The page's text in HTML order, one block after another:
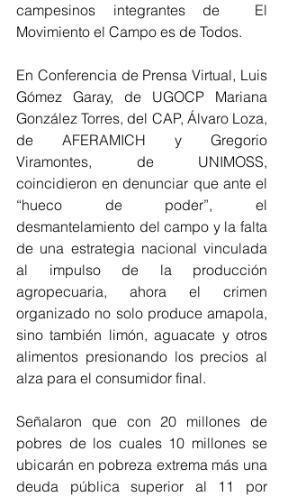
campesinos integrantes de  El
Movimiento el Campo es de Todos.
En Conferencia de Prensa Virtual, Luis
Gómez Garay, de UGOCP Mariana
González Torres, del CAP, Álvaro Loza,
de AFERAMICH y Gregorio
Viramontes, de UNIMOSS,
coincidieron en denunciar que ante el
“hueco de poder”, el
desmantelamiento del campo y la falta
de una estrategia nacional vinculada
al impulso de la producción
agropecuaria, ahora el crimen
organizado no solo produce amapola,
sino también limón, aguacate y otros
alimentos presionando los precios al
alza para el consumidor final.
Señalaron que con 20 millones de
pobres de los cuales 10 millones se
ubicarán en pobreza extrema más una
deuda pública superior al 11 por